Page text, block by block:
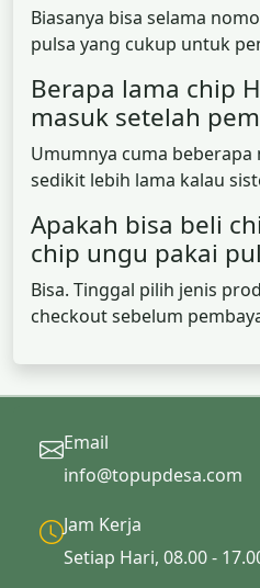
Biasanya bisa selama
pulsa yang cukup untuk
Berapa lama chip
masuk setelah
Umumnya cuma beberapa
sedikit lebih lama kalau
Apakah bisa beli
chip ungu pakai
Bisa. Tinggal pilih jenis
checkout sebelum
Email
info@topupdesa.com
Jam Kerja
Setiap Hari, 08.00 -